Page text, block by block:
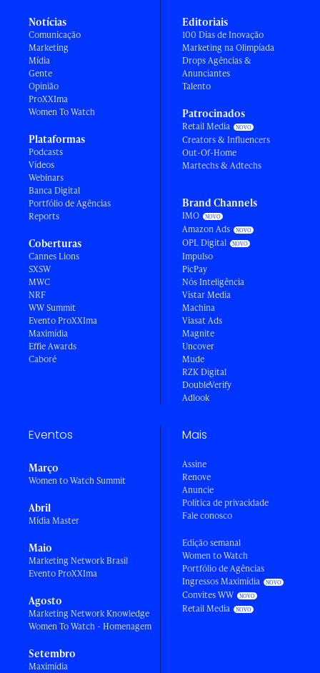
Notícias
Comunicação
Marketing
Mídia
Gente
Opinião
ProXXIma
Women To Watch
Plataformas
Podcasts
Vídeos
Webinars
Banca Digital
Portfólio de Agências
Reports
Coberturas
Cannes Lions
SXSW
MWC
NRF
WW Summit
Evento ProXXIma
Maximídia
Effie Awards
Caboré
Editoriais
100 Dias de Inovação
Marketing na Olimpíada
Drops Agências &
Anunciantes
Talento
Patrocinados
Retail Media
Creators & Influencers
Out-Of-Home
Martechs & Adtechs
Brand Channels
IMO
Amazon Ads
OPL Digital
Impulso
PicPay
Nós Inteligência
Vistar Media
Machina
Viasat Ads
Magnite
Uncover
Mude
RZK Digital
DoubleVerify
Adlook
Eventos
Março
Women to Watch Summit
Abril
Mídia Master
Maio
Marketing Network Brasil
Evento ProXXIma
Agosto
Marketing Network Knowledge
Women To Watch - Homenagem
Setembro
Maximídia
Mais
Assine
Renove
Anuncie
Política de privacidade
Fale conosco
Edição semanal
Women to Watch
Portfólio de Agências
Ingressos Maximídia
Convites WW
Retail Media